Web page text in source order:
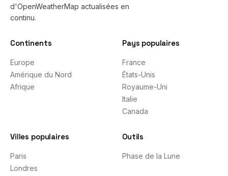
d'OpenWeatherMap actualisées en
continu.
Continents
Europe
Amérique du Nord
Afrique
Pays populaires
France
États-Unis
Royaume-Uni
Italie
Canada
Villes populaires
Paris
Londres
Outils
Phase de la Lune